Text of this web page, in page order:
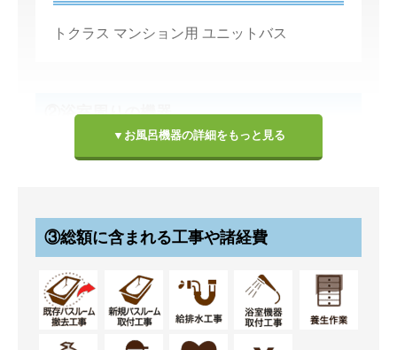
▼お風呂機器の詳細をもっと見る
トクラス マンション用 ユニットバス
②浴室周りの機器
③総額に含まれる工事や諸経費